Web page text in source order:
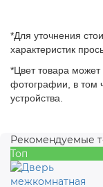
*Для уточнения
характеристик
*Цвет товара может
фотографии, в том
устройства.
Рекомендуемые
Топ